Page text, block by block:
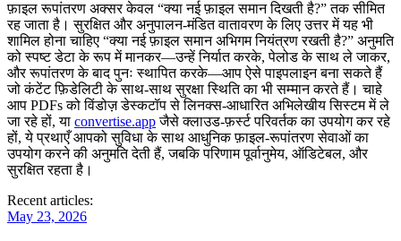
फ़ाइल रूपांतरण अक्सर केवल “क्या नई फ़ाइल समान दिखती है?” तक सीमित
रह जाता है। सुरक्षित और अनुपालन‑मंडित वातावरण के लिए उत्तर में यह भी
शामिल होना चाहिए “क्या नई फ़ाइल समान अभिगम नियंत्रण रखती है?” अनुमति
को स्पष्ट डेटा के रूप में मानकर—उन्हें निर्यात करके, पेलोड के साथ ले जाकर,
और रूपांतरण के बाद पुनः स्थापित करके—आप ऐसे पाइपलाइन बना सकते हैं
जो कंटेंट फ़िडेलिटी के साथ-साथ सुरक्षा स्थिति का भी सम्मान करते हैं। चाहे
आप PDFs को विंडोज़ डेस्कटॉप से लिनक्स‑आधारित अभिलेखीय सिस्टम में ले
जा रहे हों, या convertise.appजैसे क्लाउड‑फ़र्स्ट परिवर्तक का उपयोग कर रहे
हों, ये प्रथाएँ आपको सुविधा के साथ आधुनिक फ़ाइल‑रूपांतरण सेवाओं का
उपयोग करने की अनुमति देती हैं, जबकि परिणाम पूर्वानुमेय, ऑडिटेबल, और
सुरक्षित रहता है।
Recent articles:
May 23, 2026